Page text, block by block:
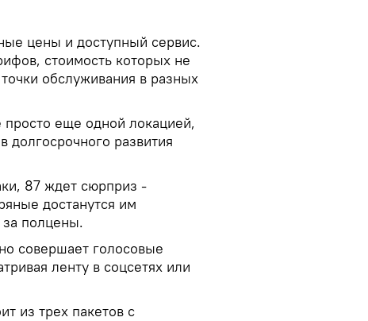
цены и доступный сервис.
стоимость которых не
обслуживания в разных
еще одной локацией,
развития
87 ждет сюрприз -
достанутся им
полцены.
совершает голосовые
ленту в соцсетях или
из трех пакетов с